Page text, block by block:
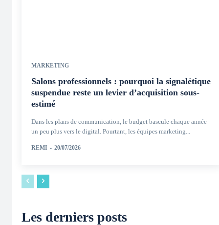
MARKETING
Salons professionnels : pourquoi la signalétique
suspendue reste un levier d’acquisition sous-
estimé
Dans les plans de communication, le budget bascule chaque année
un peu plus vers le digital. Pourtant, les équipes marketing...
REMI - 20/07/2026
Les derniers posts